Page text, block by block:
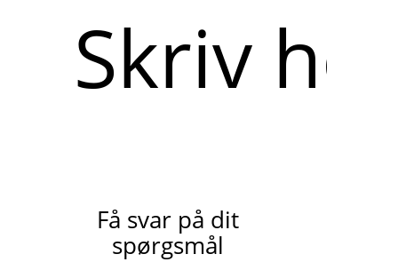
her
Få svar på dit
spørgsmål